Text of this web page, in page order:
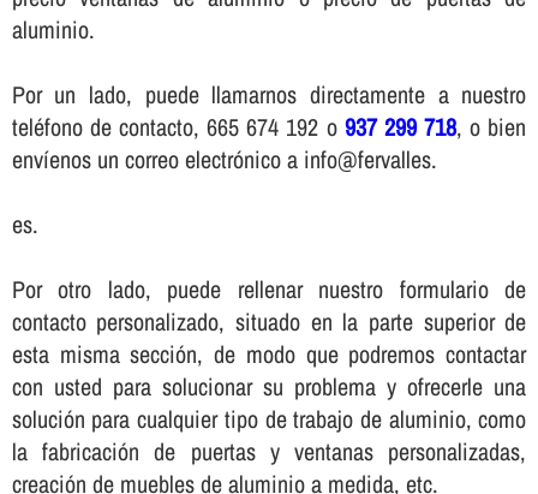
aluminio.
Por un lado, puede llamarnos directamente a nuestro
teléfono de contacto, 665 674 192 o 937 299 718, o bien
enví­enos un correo electrónico a info@fervalles.
es.
Por otro lado, puede rellenar nuestro formulario de
contacto personalizado, situado en la parte superior de
esta misma sección, de modo que podremos contactar
con usted para solucionar su problema y ofrecerle una
solución para cualquier tipo de trabajo de aluminio, como
la fabricación de puertas y ventanas personalizadas,
creación de muebles de aluminio a medida, etc.